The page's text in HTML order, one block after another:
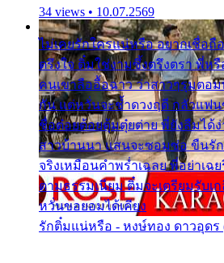
34 views • 10.07.2569
ไม่เคยรักใครแน่หรือ อยากเชื่อ
ตรึงใจ ติ๋มใช่งามซึ้งตรึงตรา พี่ห
คนเขาลืออื้อฉาว ว่าสาวๆรุมตอ
กัน แต่หวั่นจะช้ำดวงฤดี กลัวแฟ
ชื่อต๋อยต้อยตุ้มตุ๋ยต่าย พี่ยังลืมได้ง่
สาวบ้านนา แสนจะซอมซ่อ ขืนรั
จริงเหมือนคำพร่ำเฉลย พี่อย่าเ
ตามธรรมเนียม ติ๋มจะเตรียมรับเ
หวั่นขอยอมได้เคียง
รักติ๋มแน่หรือ - หงษ์ทอง ดาวอุดร